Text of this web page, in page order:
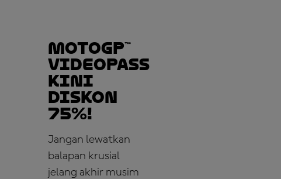
MotoGP™
VideoPass
Kini
Diskon
75%!
Jangan lewatkan
balapan krusial
jelang akhir musim